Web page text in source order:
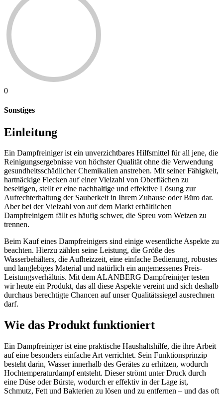
0
Sonstiges
Einleitung
Ein Dampfreiniger ist ein unverzichtbares Hilfsmittel für all jene, die
Reinigungsergebnisse von höchster Qualität ohne die Verwendung
gesundheitsschädlicher Chemikalien anstreben. Mit seiner Fähigkeit,
hartnäckige Flecken auf einer Vielzahl von Oberflächen zu
beseitigen, stellt er eine nachhaltige und effektive Lösung zur
Aufrechterhaltung der Sauberkeit in Ihrem Zuhause oder Büro dar.
Aber bei der Vielzahl von auf dem Markt erhältlichen
Dampfreinigern fällt es häufig schwer, die Spreu vom Weizen zu
trennen.
Beim Kauf eines Dampfreinigers sind einige wesentliche Aspekte zu
beachten. Hierzu zählen seine Leistung, die Größe des
Wasserbehälters, die Aufheizzeit, eine einfache Bedienung, robustes
und langlebiges Material und natürlich ein angemessenes Preis-
Leistungsverhältnis. Mit dem ALANBERG Dampfreiniger testen
wir heute ein Produkt, das all diese Aspekte vereint und sich deshalb
durchaus berechtigte Chancen auf unser Qualitätssiegel ausrechnen
darf.
Wie das Produkt funktioniert
Ein Dampfreiniger ist eine praktische Haushaltshilfe, die ihre Arbeit
auf eine besonders einfache Art verrichtet. Sein Funktionsprinzip
besteht darin, Wasser innerhalb des Gerätes zu erhitzen, wodurch
Hochtemperaturdampf entsteht. Dieser strömt unter Druck durch
eine Düse oder Bürste, wodurch er effektiv in der Lage ist,
Schmutz, Fett und Bakterien zu lösen und zu entfernen – und das oft